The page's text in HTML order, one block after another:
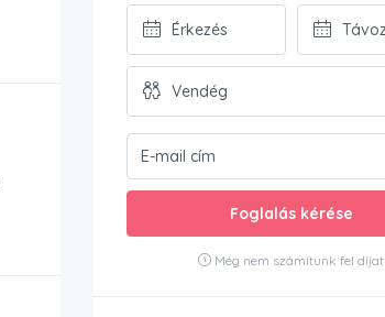
Foglalás kérése
Még nem számítunk fel díjat